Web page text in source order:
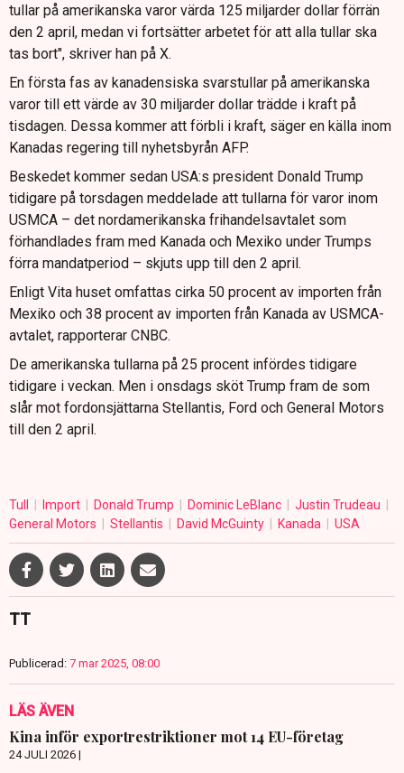
tullar på amerikanska varor värda 125 miljarder dollar förrän
den 2 april, medan vi fortsätter arbetet för att alla tullar ska
tas bort", skriver han på X.
En första fas av kanadensiska svarstullar på amerikanska
varor till ett värde av 30 miljarder dollar trädde i kraft på
tisdagen. Dessa kommer att förbli i kraft, säger en källa inom
Kanadas regering till nyhetsbyrån AFP.
Beskedet kommer sedan USA:s president Donald Trump
tidigare på torsdagen meddelade att tullarna för varor inom
USMCA – det nordamerikanska frihandelsavtalet som
förhandlades fram med Kanada och Mexiko under Trumps
förra mandatperiod – skjuts upp till den 2 april.
Enligt Vita huset omfattas cirka 50 procent av importen från
Mexiko och 38 procent av importen från Kanada av USMCA-
avtalet, rapporterar CNBC.
De amerikanska tullarna på 25 procent infördes tidigare
tidigare i veckan. Men i onsdags sköt Trump fram de som
slår mot fordonsjättarna Stellantis, Ford och General Motors
till den 2 april.
Tull Import Donald Trump Dominic LeBlanc
Justin Trudeau
General Motors
Stellantis David McGuinty Kanada USA
TT
Publicerad: 7 mar 2025, 08:00
LÄS ÄVEN
Kina inför exportrestriktioner mot 14 EU-företag
24 JULI 2026 |